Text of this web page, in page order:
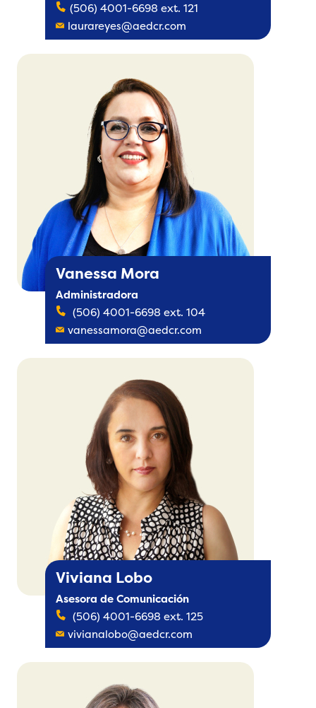
(506) 4001-6698 ext. 121
laurareyes@aedcr.com
Vanessa Mora
Administradora
(506) 4001-6698 ext. 104
vanessamora@aedcr.com
Viviana Lobo
Asesora de Comunicación
(506) 4001-6698 ext. 125
vivianalobo@aedcr.com